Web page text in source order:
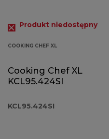
Produkt niedostępny
COOKING CHEF XL
Cooking Chef XL
KCL95.424SI
KCL95.424SI